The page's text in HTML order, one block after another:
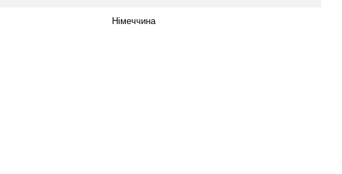
Німеччина